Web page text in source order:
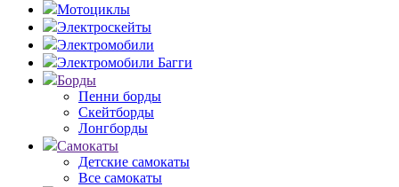
Мотоциклы
Электроскейты
Электромобили
Электромобили Багги
Борды
Пенни борды
Скейтборды
Лонгборды
Самокаты
Детские самокаты
Все самокаты